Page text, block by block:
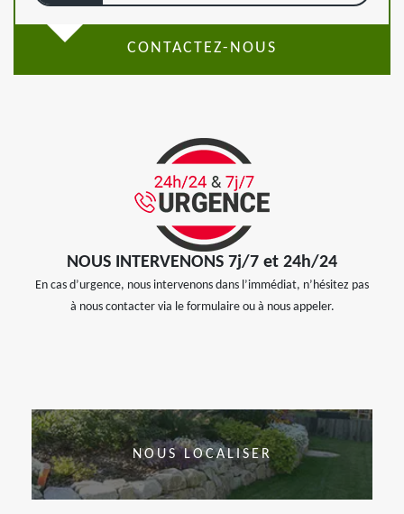
CONTACTEZ-NOUS
NOUS INTERVENONS 7j/7 et 24h/24
En cas d’urgence, nous intervenons dans l’immédiat, n’hésitez pas
à nous contacter via le formulaire ou à nous appeler.
NOUS LOCALISER